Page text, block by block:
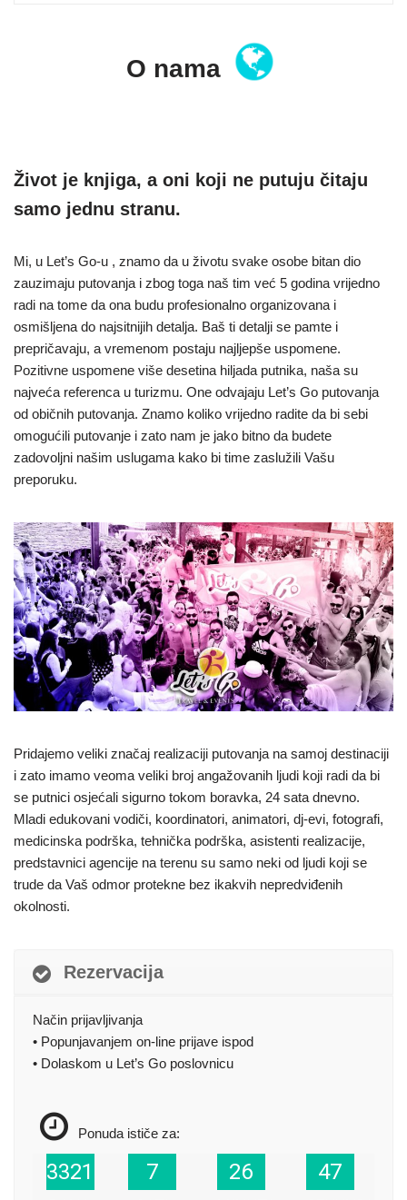
O nama
Život je knjiga, a oni koji ne putuju čitaju
samo jednu stranu.
Mi, u Let’s Go-u , znamo da u životu svake osobe bitan dio
zauzimaju putovanja i zbog toga naš tim već 5 godina vrijedno
radi na tome da ona budu profesionalno organizovana i
osmišljena do najsitnijih detalja. Baš ti detalji se pamte i
prepričavaju, a vremenom postaju najljepše uspomene.
Pozitivne uspomene više desetina hiljada putnika, naša su
najveća referenca u turizmu. One odvajaju Let’s Go putovanja
od običnih putovanja. Znamo koliko vrijedno radite da bi sebi
omogućili putovanje i zato nam je jako bitno da budete
zadovoljni našim uslugama kako bi time zaslužili Vašu
preporuku.
Pridajemo veliki značaj realizaciji putovanja na samoj destinaciji
i zato imamo veoma veliki broj angažovanih ljudi koji radi da bi
se putnici osjećali sigurno tokom boravka, 24 sata dnevno.
Mladi edukovani vodiči, koordinatori, animatori, dj-evi, fotografi,
medicinska podrška, tehnička podrška, asistenti realizacije,
predstavnici agencije na terenu su samo neki od ljudi koji se
trude da Vaš odmor protekne bez ikakvih nepredviđenih
okolnosti.
Rezervacija
Način prijavljivanja
• Popunjavanjem on-line prijave ispod
• Dolaskom u Let’s Go poslovnicu
Ponuda ističe za:
3321
3321 7
7 26
26 47
48